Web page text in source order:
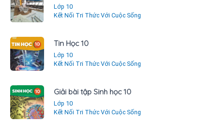
Lớp 10
Kết Nối Tri Thức Với Cuộc Sống
Tin Học 10
Lớp 10
Kết Nối Tri Thức Với Cuộc Sống
Giải bài tập Sinh học 10
Lớp 10
Kết Nối Tri Thức Với Cuộc Sống